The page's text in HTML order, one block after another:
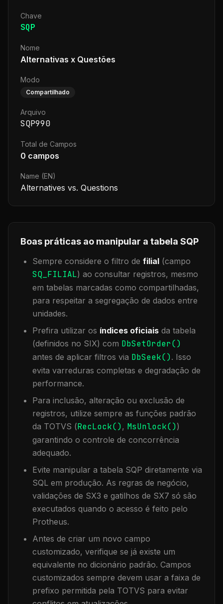
Chave
SQP
Nome
Alternativas x Questões
Modo
Compartilhado
Arquivo
SQP990
Total de Campos
0 campos
Name (EN)
Alternatives vs. Questions
Boas práticas ao manipular a tabela SQP
Sempre considere o filtro de filial (campo
SQ_FILIAL) ao consultar registros, mesmo
em tabelas marcadas como compartilhadas,
para respeitar a segregação de dados entre
unidades.
Prefira utilizar os índices oficiais da tabela
(definidos no SIX) com DbSetOrder()
antes de aplicar filtros via DbSeek(). Isso
evita varreduras completas e degradação de
performance.
Para inclusão, alteração ou exclusão de
registros, utilize sempre as funções padrão
da TOTVS (RecLock(), MsUnlock())
garantindo o controle de concorrência
adequado.
Evite manipular a tabela SQP diretamente via
SQL em produção. As regras de negócio,
validações de SX3 e gatilhos de SX7 só são
executados quando o acesso é feito pelo
Protheus.
Antes de criar um novo campo
customizado, verifique se já existe um
equivalente no dicionário padrão. Campos
customizados sempre devem usar a faixa de
prefixo permitida pela TOTVS para evitar